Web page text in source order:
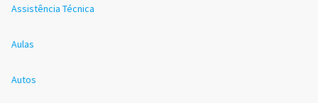
Assistência Técnica
Aulas
Autos